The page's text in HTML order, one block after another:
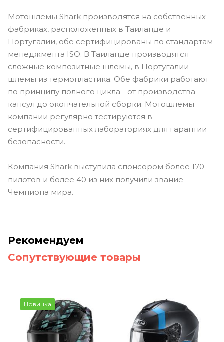
Мотошлемы Shark производятся на собственных
фабриках, расположенных в Таиланде и
Португалии, обе сертифицированы по стандартам
менеджмента ISO. В Таиланде производятся
сложные композитные шлемы, в Португалии -
шлемы из термопластика. Обе фабрики работают
по принципу полного цикла - от производства
капсул до окончательной сборки. Мотошлемы
компании регулярно тестируются в
сертифицированных лабораториях для гарантии
безопасности.
Компания Shark выступила спонсором более 170
пилотов и более 40 из них получили звание
Чемпиона мира.
Рекомендуем
Сопутствующие товары
Новинка